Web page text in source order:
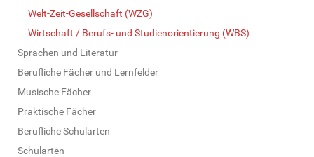
Welt-Zeit-Gesellschaft (WZG)
Wirtschaft / Berufs- und Studienorientierung (WBS)
Sprachen und Literatur
Berufliche Fächer und Lernfelder
Musische Fächer
Praktische Fächer
Berufliche Schularten
Schularten